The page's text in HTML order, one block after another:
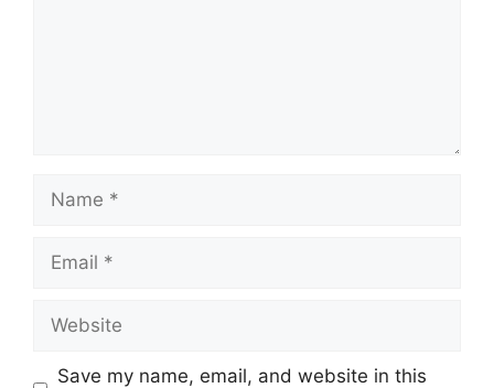
Save my name, email, and website in this